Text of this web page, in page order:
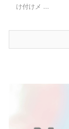
け付けメ ...